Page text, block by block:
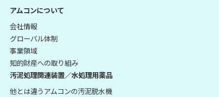
アムコンについて
会社情報
グローバル体制
事業領域
知的財産への取り組み
汚泥処理関連装置／水処理用薬品
他とは違うアムコンの汚泥脱水機